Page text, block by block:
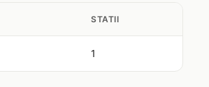
STATII
1